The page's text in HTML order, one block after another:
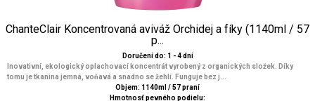
ChanteClair Koncentrovaná aviváž Orchidej a fíky (1140ml / 57
p...
Doručení do: 1 - 4 dní
Inovativní, ekologický oplachovací koncentrát vyrobený z organických složek. Díky
tomu je tkanina jemná, voňavá a snadno se žehlí. Funguje bez j...
Objem: 1140ml / 57 praní
Hmotnosť pevného podielu: